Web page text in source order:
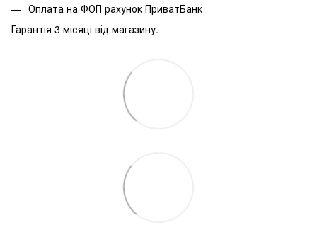
Оплата на ФОП рахунок ПриватБанк
Гарантія 3 місяці від магазину.